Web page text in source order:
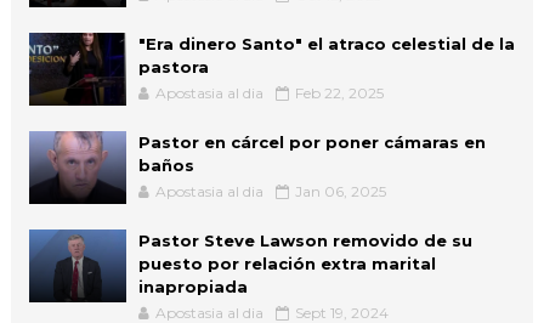
"Era dinero Santo" el atraco celestial de la
pastora
Apostasia al dia Feb 22, 2025
Pastor en cárcel por poner cámaras en
baños
Apostasia al dia Jan 06, 2025
Pastor Steve Lawson removido de su
puesto por relación extra marital
inapropiada
Apostasia al dia Sept 19, 2024